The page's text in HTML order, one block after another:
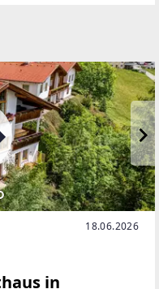
18.06.2026
in